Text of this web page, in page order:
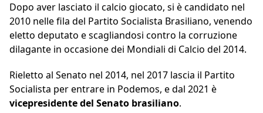
Dopo aver lasciato il calcio giocato, si è candidato nel
2010 nelle fila del Partito Socialista Brasiliano, venendo
eletto deputato e scagliandosi contro la corruzione
dilagante in occasione dei Mondiali di Calcio del 2014.
Rieletto al Senato nel 2014, nel 2017 lascia il Partito
Socialista per entrare in Podemos, e dal 2021 è
vicepresidente del Senato brasiliano.